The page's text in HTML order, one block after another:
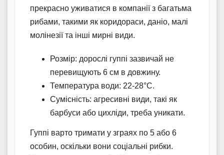
прекрасно уживатися в компанії з багатьма
рибами, такими як коридораси, даніо, малі
молінезії та інші мирні види.
Розмір: дорослі гуппі зазвичай не
перевищують 6 см в довжину.
Температура води: 22-28°C.
Сумісність: агресивні види, такі як
барбуси або цихліди, треба уникати.
Гуппі варто тримати у зграях по 5 або 6
особин, оскільки вони соціальні рибки.